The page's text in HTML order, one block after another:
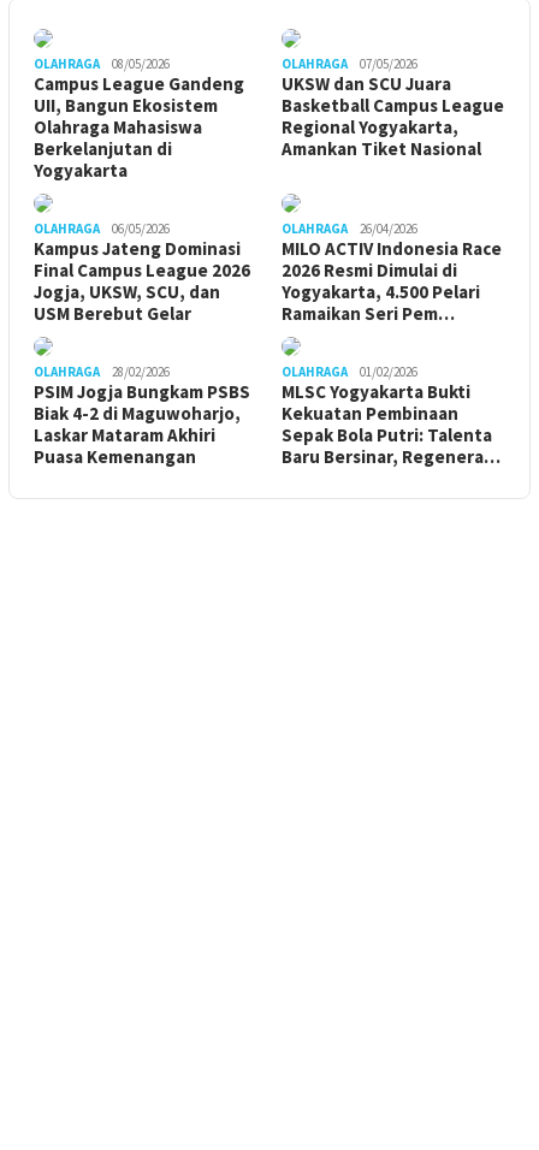
OLAHRAGA 08/05/2026
Campus League Gandeng
UII, Bangun Ekosistem
Olahraga Mahasiswa
Berkelanjutan di
Yogyakarta
OLAHRAGA 07/05/2026
UKSW dan SCU Juara
Basketball Campus League
Regional Yogyakarta,
Amankan Tiket Nasional
OLAHRAGA 06/05/2026
Kampus Jateng Dominasi
Final Campus League 2026
Jogja, UKSW, SCU, dan
USM Berebut Gelar
OLAHRAGA 26/04/2026
MILO ACTIV Indonesia Race
2026 Resmi Dimulai di
Yogyakarta, 4.500 Pelari
Ramaikan Seri Pem…
OLAHRAGA 28/02/2026
PSIM Jogja Bungkam PSBS
Biak 4-2 di Maguwoharjo,
Laskar Mataram Akhiri
Puasa Kemenangan
OLAHRAGA 01/02/2026
MLSC Yogyakarta Bukti
Kekuatan Pembinaan
Sepak Bola Putri: Talenta
Baru Bersinar, Regenera…